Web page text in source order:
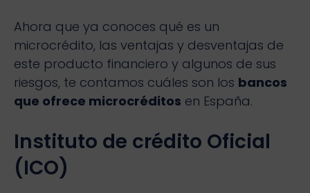
Ahora que ya conoces qué es un
microcrédito, las ventajas y desventajas de
este producto financiero y algunos de sus
riesgos, te contamos cuáles son los bancos
que ofrece microcréditos en España.
Instituto de crédito Oficial
(ICO)